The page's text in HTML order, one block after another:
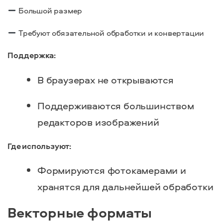
Большой размер
Требуют обязательной обработки и конвертации
Поддержка:
В браузерах не открываются
Поддерживаются большинством
редакторов изображений
Где используют:
Формируются фотокамерами и
хранятся для дальнейшей обработки
Векторные форматы